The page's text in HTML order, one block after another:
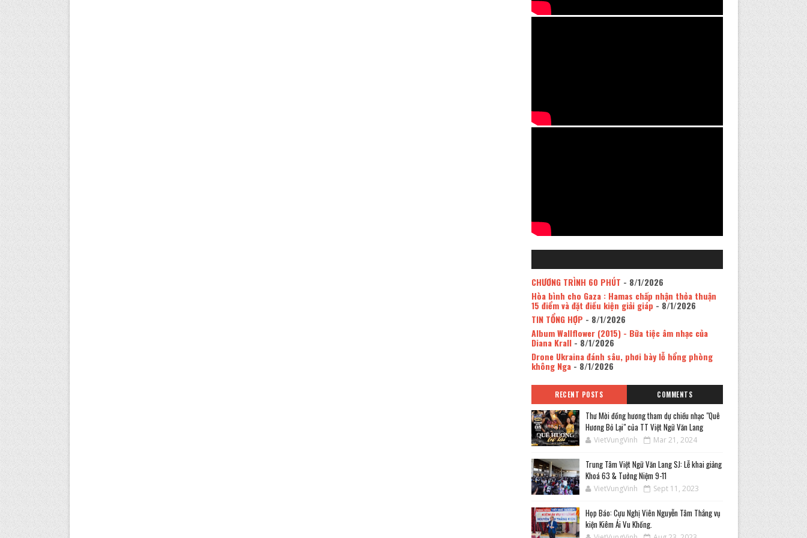
CHƯƠNG TRÌNH 60 PHÚT - 8/1/2026
Hòa bình cho Gaza : Hamas chấp nhận thỏa thuận
15 điểm và đặt điều kiện giải giáp - 8/1/2026
TIN TỔNG HỢP - 8/1/2026
Album Wallflower (2015) - Bữa tiệc âm nhạc của
Diana Krall- 8/1/2026
Drone Ukraina đánh sâu, phơi bày lỗ hổng phòng
không Nga- 8/1/2026
RECENT POSTS COMMENTS
Thư Mời đồng hương tham dự chiều nhạc "Quê
Hương Bỏ Lại" của TT Việt Ngữ Văn Lang
VietVungVinh Mar 21, 2024
Trung Tâm Việt Ngữ Văn Lang SJ: Lễ khai giảng
Khoá 63 & Tưởng Niệm 9-11
VietVungVinh Sept 11, 2023
Họp Báo: Cựu Nghị Viên Nguyễn Tâm Thắng vụ
kiện Kiêm Ái Vu Khống.